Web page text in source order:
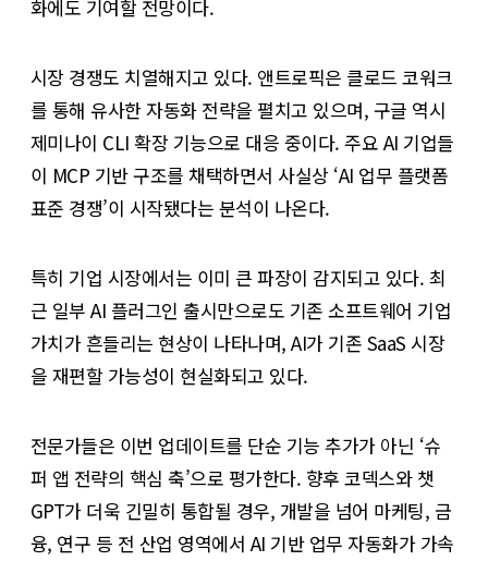
화에도 기여할 전망이다.
시장 경쟁도 치열해지고 있다. 앤트로픽은 클로드 코워크
를 통해 유사한 자동화 전략을 펼치고 있으며, 구글 역시
제미나이 CLI 확장 기능으로 대응 중이다. 주요 AI 기업들
이 MCP 기반 구조를 채택하면서 사실상 ‘AI 업무 플랫폼
표준 경쟁’이 시작됐다는 분석이 나온다.
특히 기업 시장에서는 이미 큰 파장이 감지되고 있다. 최
근 일부 AI 플러그인 출시만으로도 기존 소프트웨어 기업
가치가 흔들리는 현상이 나타나며, AI가 기존 SaaS 시장
을 재편할 가능성이 현실화되고 있다.
전문가들은 이번 업데이트를 단순 기능 추가가 아닌 ‘슈
퍼 앱 전략의 핵심 축’으로 평가한다. 향후 코덱스와 챗
GPT가 더욱 긴밀히 통합될 경우, 개발을 넘어 마케팅, 금
융, 연구 등 전 산업 영역에서 AI 기반 업무 자동화가 가속